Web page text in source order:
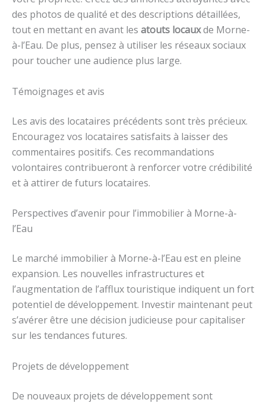
des photos de qualité et des descriptions détaillées,
tout en mettant en avant les atouts locauxde Morne-
à-l’Eau. De plus, pensez à utiliser les réseaux sociaux
pour toucher une audience plus large.
Témoignages et avis
Les avis des locataires précédents sont très précieux.
Encouragez vos locataires satisfaits à laisser des
commentaires positifs. Ces recommandations
volontaires contribueront à renforcer votre crédibilité
et à attirer de futurs locataires.
Perspectives d’avenir pour l’immobilier à Morne-à-
l’Eau
Le marché immobilier à Morne-à-l’Eau est en pleine
expansion. Les nouvelles infrastructures et
l’augmentation de l’afflux touristique indiquent un fort
potentiel de développement. Investir maintenant peut
s’avérer être une décision judicieuse pour capitaliser
sur les tendances futures.
Projets de développement
De nouveaux projets de développement sont